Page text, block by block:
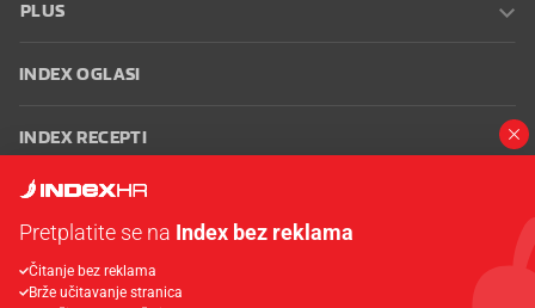
PLUS
INDEX OGLASI
INDEX RECEPTI
INFO
Oglašavanje Zaposli se na Indexu
korištenja
Postavke kolačića
Pretplatite se na Index bez reklama
Čitanje bez reklama
Brže učitavanje stranica